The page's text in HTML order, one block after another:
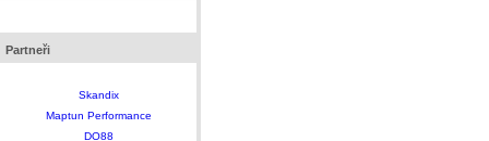
Partneři
Skandix
Maptun Performance
DO88